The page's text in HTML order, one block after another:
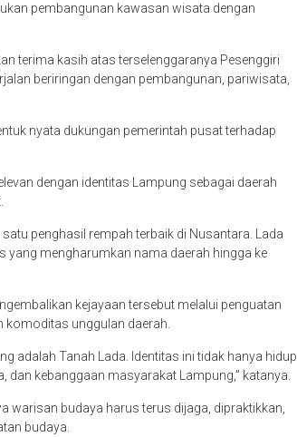
pembangunan kawasan wisata dengan
terima kasih atas terselenggaranya Pesenggiri
beriringan dengan pembangunan, pariwisata,
nyata dukungan pemerintah pusat terhadap
dengan identitas Lampung sebagai daerah
penghasil rempah terbaik di Nusantara. Lada
yang mengharumkan nama daerah hingga ke
kejayaan tersebut melalui penguatan
komoditas unggulan daerah.
adalah Tanah Lada. Identitas ini tidak hanya hidup
kebanggaan masyarakat Lampung,” katanya.
warisan budaya harus terus dijaga, dipraktikkan,
budaya.